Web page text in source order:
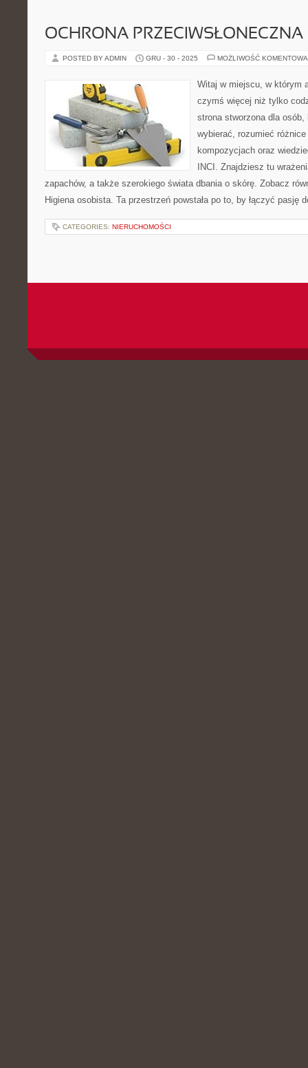
OCHRONA PRZECIWSŁONECZNA
POSTED BY ADMIN GRU - 30 - 2025 MOŻLIWOŚĆ
Witaj w miejscu, w którym
czymś więcej niż tylko
strona stworzona dla
wybierać, rozumieć
kompozycjach oraz
INCI. Znajdziesz tu
zapachów, a także szerokiego świata dbania o skórę. Zobacz
Higiena osobista. Ta przestrzeń powstała po to, by łączyć pasję
CATEGORIES: NIERUCHOMOŚCI